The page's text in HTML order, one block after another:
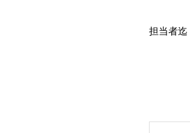
担当者迄